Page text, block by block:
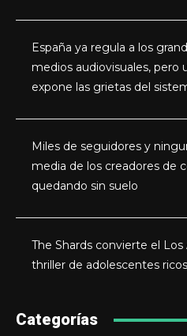
España ya regula a los
medios audiovisuales, pero
expone las grietas del
Miles de seguidores y
media de los creadores de
quedando sin suelo
The Shards convierte el
thriller de adolescentes
Categorías